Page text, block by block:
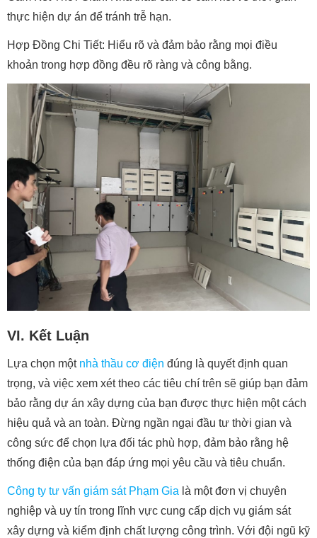
thực hiện dự án để tránh trễ hạn.
Hợp Đồng Chi Tiết: Hiểu rõ và đảm bảo rằng mọi điều
khoản trong hợp đồng đều rõ ràng và công bằng.
VI. Kết Luận
Lựa chọn một nhà thầu cơ điện đúng là quyết định quan
trọng, và việc xem xét theo các tiêu chí trên sẽ giúp bạn đảm
bảo rằng dự án xây dựng của bạn được thực hiện một cách
hiệu quả và an toàn. Đừng ngần ngại đầu tư thời gian và
công sức để chọn lựa đối tác phù hợp, đảm bảo rằng hệ
thống điện của bạn đáp ứng mọi yêu cầu và tiêu chuẩn.
Công ty tư vấn giám sát Phạm Gia là một đơn vị chuyên
nghiệp và uy tín trong lĩnh vực cung cấp dịch vụ giám sát
xây dựng và kiểm định chất lượng công trình. Với đội ngũ kỹ